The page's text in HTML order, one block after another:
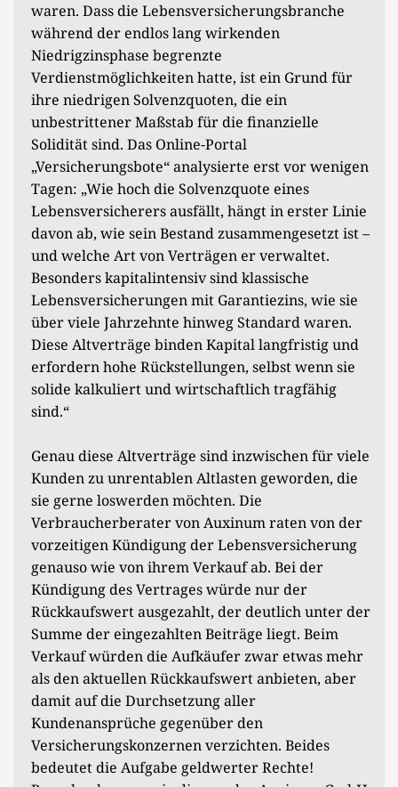
waren. Dass die Lebensversicherungsbranche
während der endlos lang wirkenden
Niedrigzinsphase begrenzte
Verdienstmöglichkeiten hatte, ist ein Grund für
ihre niedrigen Solvenzquoten, die ein
unbestrittener Maßstab für die finanzielle
Solidität sind. Das Online-Portal
„Versicherungsbote“ analysierte erst vor wenigen
Tagen: „Wie hoch die Solvenzquote eines
Lebensversicherers ausfällt, hängt in erster Linie
davon ab, wie sein Bestand zusammengesetzt ist –
und welche Art von Verträgen er verwaltet.
Besonders kapitalintensiv sind klassische
Lebensversicherungen mit Garantiezins, wie sie
über viele Jahrzehnte hinweg Standard waren.
Diese Altverträge binden Kapital langfristig und
erfordern hohe Rückstellungen, selbst wenn sie
solide kalkuliert und wirtschaftlich tragfähig
sind.“
Genau diese Altverträge sind inzwischen für viele
Kunden zu unrentablen Altlasten geworden, die
sie gerne loswerden möchten. Die
Verbraucherberater von Auxinum raten von der
vorzeitigen Kündigung der Lebensversicherung
genauso wie von ihrem Verkauf ab. Bei der
Kündigung des Vertrages würde nur der
Rückkaufswert ausgezahlt, der deutlich unter der
Summe der eingezahlten Beiträge liegt. Beim
Verkauf würden die Aufkäufer zwar etwas mehr
als den aktuellen Rückkaufswert anbieten, aber
damit auf die Durchsetzung aller
Kundenansprüche gegenüber den
Versicherungskonzernen verzichten. Beides
bedeutet die Aufgabe geldwerter Rechte!